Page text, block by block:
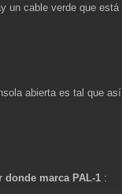
un cable verde que está
abierta es tal que
donde marca PAL-1 :